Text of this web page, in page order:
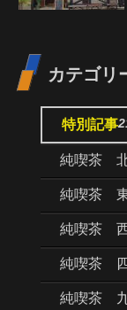
カテゴリ
特別記事
純喫茶
純喫茶
純喫茶
純喫茶
純喫茶